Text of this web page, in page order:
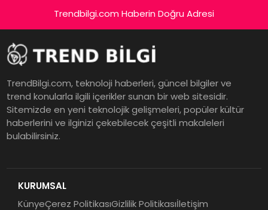
Trendbilgi.com Haberin Doğru Adresi
TrendBilgi.com, teknoloji haberleri, güncel bilgiler ve
trend konularla ilgili içerikler sunan bir web sitesidir.
Sitemizde en yeni teknolojik gelişmeleri, popüler kültür
haberlerini ve ilginizi çekebilecek çeşitli makaleleri
bulabilirsiniz.
KURUMSAL
KünyeÇerez PolitikasıGizlilik Politikasıİletişim